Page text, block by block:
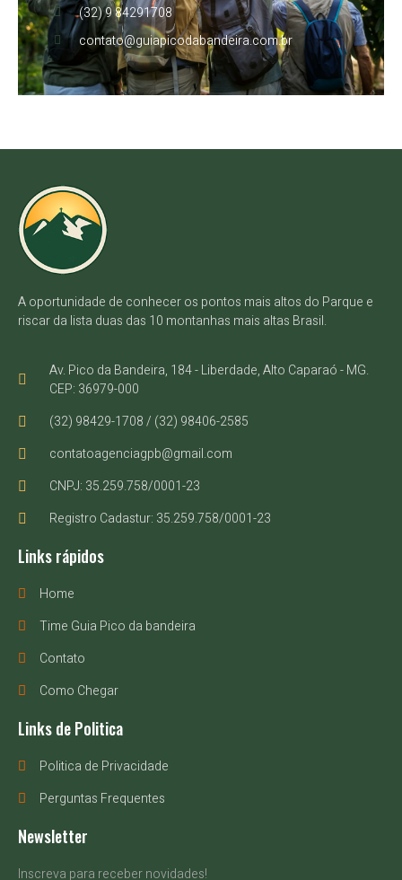
(32) 9 84291708
contato@guiapicodabandeira.com.br
A oportunidade de conhecer os pontos mais altos do Parque e
riscar da lista duas das 10 montanhas mais altas Brasil.
Av. Pico da Bandeira, 184 - Liberdade, Alto Caparaó - MG.
CEP: 36979-000
(32) 98429-1708 / (32) 98406-2585
contatoagenciagpb@gmail.com
CNPJ: 35.259.758/0001-23
Registro Cadastur: 35.259.758/0001-23
Links rápidos
Home
Time Guia Pico da bandeira
Contato
Como Chegar
Links de Politica
Politica de Privacidade
Perguntas Frequentes
Newsletter
Inscreva para receber novidades!